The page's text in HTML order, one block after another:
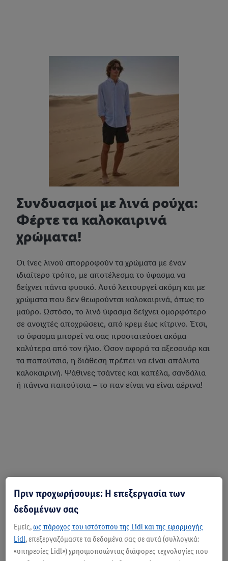
Συνδυασμοί με λινά ρούχα:
Φέρτε τα καλοκαιρινά
χρώματα!
Οι ίνες λινού απορροφούν τα χρώματα με έναν
ιδιαίτερο τρόπο, με αποτέλεσμα το ύφασμα να
δείχνει πάντα φυσικό. Αυτό λειτουργεί ακόμη και με
χρώματα που δεν θεωρούνται καλοκαιρινά, όπως το
μαύρο. Ωστόσο, το λινό ύφασμα δείχνει ομορφότερο
σε ανοιχτές αποχρώσεις, από κρεμ έως κίτρινο. Έτσι,
το ύφασμα μπορεί να σας προστατεύσει ακόμα
καλύτερα από τον ήλιο. Όσον αφορά τα αξεσουάρ και
τα παπούτσια, η διάθεση πρέπει να είναι απόλυτα
καλοκαιρινή. Ψάθινες τσάντες και καπέλα, σανδάλια
ή πάνινα παπούτσια – το παν είναι να είναι αέρινα!
Πριν προχωρήσουμε: Η επεξεργασία των
δεδομένων σας
Εμείς,ως πάροχος του ιστότοπου της Lidl και της εφαρμογής
Lidl, επεξεργαζόμαστε τα δεδομένα σας σε αυτά (συλλογικά:
«υπηρεσίες Lidl») χρησιμοποιώντας διάφορες τεχνολογίες που